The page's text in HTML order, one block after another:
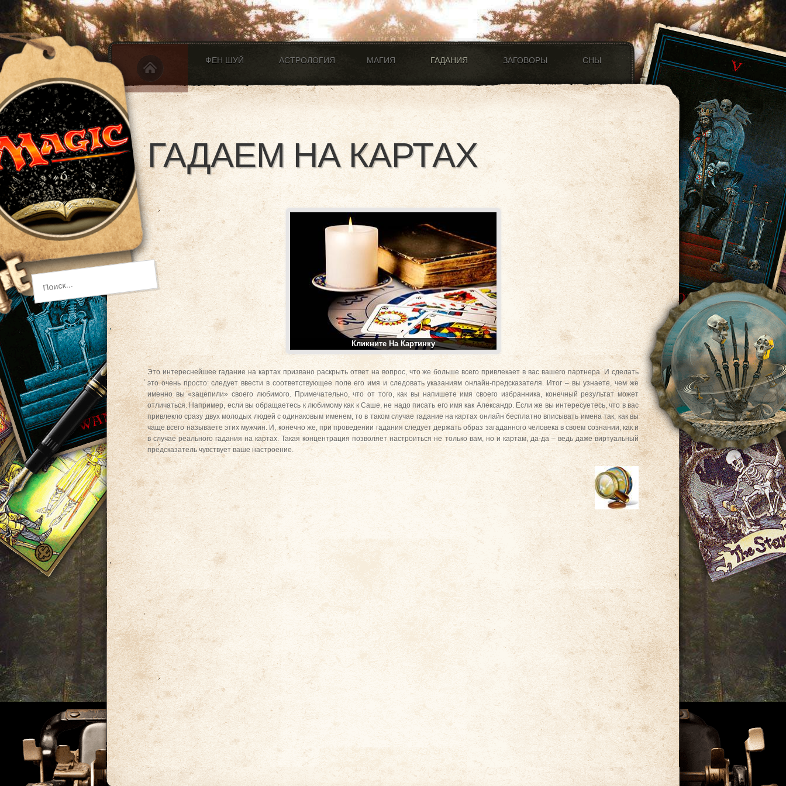
ФЕН ШУЙ АСТРОЛОГИЯ МАГИЯ ГАДАНИЯ ЗАГОВОРЫ СНЫ
ГАДАЕМ НА КАРТАХ
Кликните На Картинку
Это интереснейшее гадание на картах призвано раскрыть ответ на вопрос, что же больше всего привлекает в вас вашего партнера. И сделать
это очень просто: следует ввести в соответствующее поле его имя и следовать указаниям онлайн-предсказателя. Итог – вы узнаете, чем же
именно вы «зацепили» своего любимого. Примечательно, что от того, как вы напишете имя своего избранника, конечный результат может
отличаться. Например, если вы обращаетесь к любимому как к Саше, не надо писать его имя как Александр. Если же вы интересуетесь, что в вас
привлекло сразу двух молодых людей с одинаковым именем, то в таком случае гадание на картах онлайн бесплатно вписывать имена так, как вы
чаще всего называете этих мужчин. И, конечно же, при проведении гадания следует держать образ загаданного человека в своем сознании, как и
в случае реального гадания на картах. Такая концентрация позволяет настроиться не только вам, но и картам, да-да – ведь даже виртуальный
предсказатель чувствует ваше настроение.